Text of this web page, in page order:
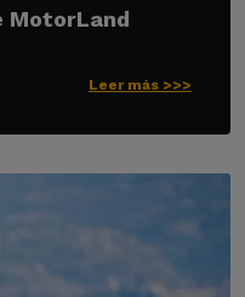
MotorLand
Leer más >>>